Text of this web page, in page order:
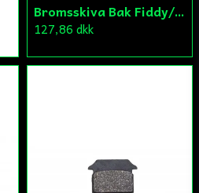
Bromsskiva Bak Fiddy/Cross
127,86 dkk